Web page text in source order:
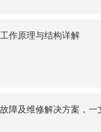
作原理与结构详解
障及维修解决方案，一